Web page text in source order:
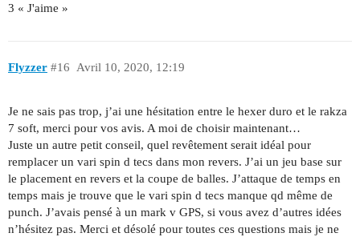
3 « J'aime »
Flyzzer Avril 10, 2020, 12:19
#16
Je ne sais pas trop, j’ai une hésitation entre le hexer duro et le rakza
7 soft, merci pour vos avis. A moi de choisir maintenant…
Juste un autre petit conseil, quel revêtement serait idéal pour
remplacer un vari spin d tecs dans mon revers. J’ai un jeu base sur
le placement en revers et la coupe de balles. J’attaque de temps en
temps mais je trouve que le vari spin d tecs manque qd même de
punch. J’avais pensé à un mark v GPS, si vous avez d’autres idées
n’hésitez pas. Merci et désolé pour toutes ces questions mais je ne